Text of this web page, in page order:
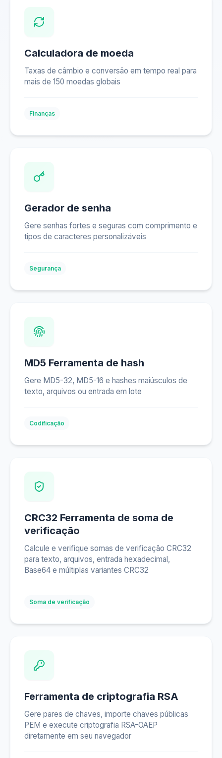
Calculadora de moeda
Taxas de câmbio e conversão em tempo real para
mais de 150 moedas globais
Finanças
Gerador de senha
Gere senhas fortes e seguras com comprimento e
tipos de caracteres personalizáveis
Segurança
MD5 Ferramenta de hash
Gere MD5-32, MD5-16 e hashes maiúsculos de
texto, arquivos ou entrada em lote
Codificação
CRC32 Ferramenta de soma de
verificação
Calcule e verifique somas de verificação CRC32
para texto, arquivos, entrada hexadecimal,
Base64 e múltiplas variantes CRC32
Soma de verificação
Ferramenta de criptografia RSA
Gere pares de chaves, importe chaves públicas
PEM e execute criptografia RSA-OAEP
diretamente em seu navegador